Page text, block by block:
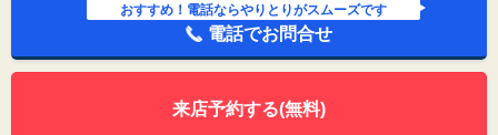
おすすめ！電話ならやりとりがスムーズです
電話でお問合せ
来店予約する(無料)